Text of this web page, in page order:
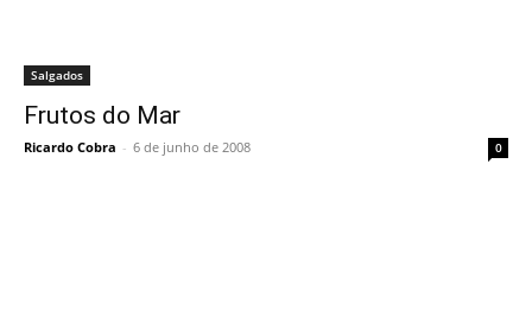
Salgados
Frutos do Mar
Ricardo Cobra - 6 de junho de 2008 0